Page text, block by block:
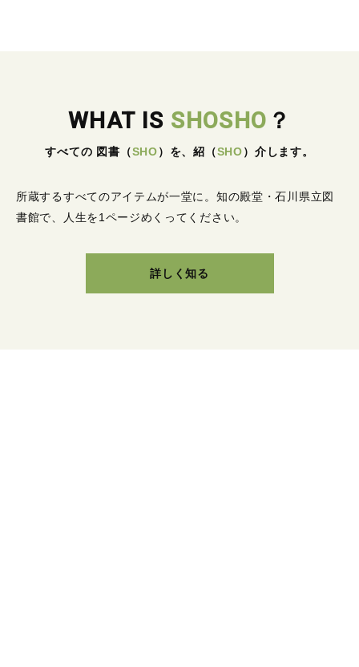
WHAT IS SHOSHO ？
すべての 図書 （SHO） を、紹 （SHO） 介します。
所蔵するすべてのアイテムが一堂に。 知の殿堂・石川県立図
書館で、人生を1ページめくってください。
詳しく知る